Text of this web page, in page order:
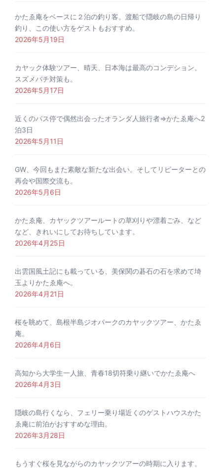
かたゑ庵をベースに２泊の釣り客。渡船で隠岐の島の日帰り
釣り、この使い方をゲストもおすすめ。
2026年5月19日
カヤック体験ツアー、晴天、日本海は最高のコンデション。
スズメバチ対策も。
2026年5月17日
近くのバス停で偶然出会ったオランダ人旅行者⇒かたゑ庵へ2
泊3日
2026年5月11日
GW、今回もまた素敵な新たな出会い。そしてリピーターとの
再会や国際交流も。
2026年5月6日
かたゑ庵、カヤックツアールートの草刈りや漂着ごみ、など
など、きれいにしてお待ちしています。
2026年4月25日
出雲国風土記にも載っている、美保関の碁石の石を求めて埼
玉よりかたゑ庵へ。
2026年4月21日
桜を眺めて、島根半島ジオパークのカヤックツアー、かたゑ
庵。
2026年4月6日
高知から大学生一人旅、青春18切符乗り継いでかたゑ庵へ
2026年4月3日
隠岐の島行くなら、フェリー乗り場近くのゲストハウスかた
ゑ庵に前泊がおすすめな理由。
2026年3月28日
もうすぐ桜を見ながらのカヤックツアーの時期に入ります。